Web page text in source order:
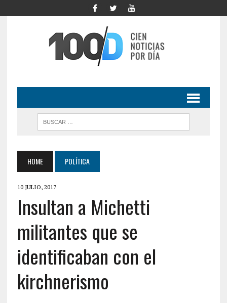
HOME POLÍTICA
10 JULIO, 2017
Insultan a Michetti
militantes que se
identificaban con el
kirchnerismo